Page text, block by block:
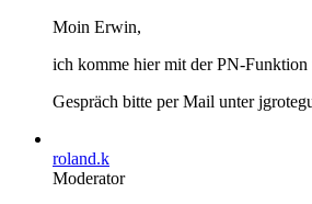
Moin Erwin,
ich komme hier mit der PN-Funktion
Gespräch bitte per Mail unter
roland.k
Moderator